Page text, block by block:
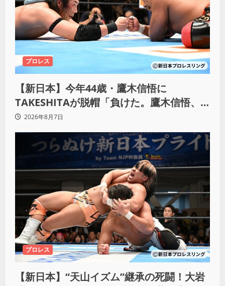
プロレス
【新日本】今年44歳・鷹木信悟に
TAKESHITAが脱帽「負けた。鷹木信悟、
強いわ！」
2026年8月7日
プロレス
【新日本】“天山イズム”継承の死闘！大岩